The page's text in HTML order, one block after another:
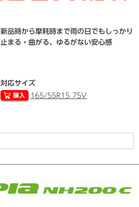
新品時から摩耗時まで雨の日でもしっかり
止まる・曲がる、ゆるがない安心感
対応サイズ
165/55R15 75V